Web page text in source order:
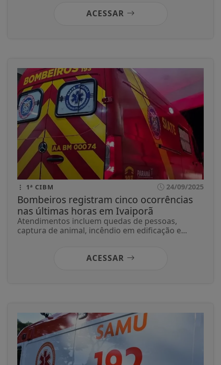
ACESSAR
1ª CIBM 24/09/2025
Bombeiros registram cinco ocorrências
nas últimas horas em Ivaiporã
Atendimentos incluem quedas de pessoas,
captura de animal, incêndio em edificação e...
ACESSAR